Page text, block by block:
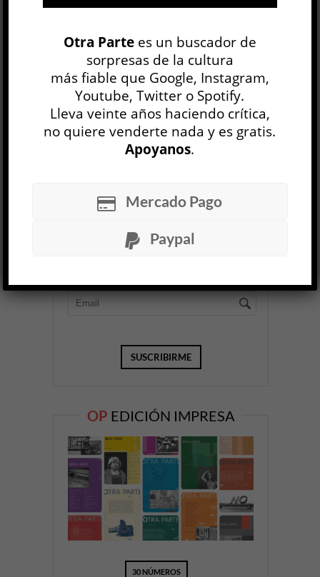
OP N° 25
1 2
OP EDICIÓN IMPRESA
30 NÚMEROS
Otra Partees un buscador de
sorpresas de la cultura
más fiable que Google, Instagram,
Youtube, Twitter o Spotify.
Lleva veinte años haciendo crítica,
no quiere venderte nada y es gratis.
Apoyanos.
Mercado Pago
Paypal